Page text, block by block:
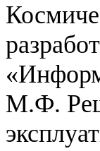
М.Ф.